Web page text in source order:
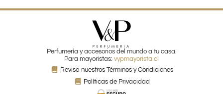
Perfumería y accesorios del mundo a tu casa.
Para mayoristas: vypmayorista.cl
Revisa nuestros Términos y Condiciones
Políticas de Privacidad